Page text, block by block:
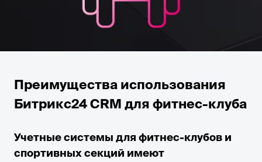
Преимущества использования
Битрикс24 CRM для фитнес-клуба
Учетные системы для фитнес-клубов и
спортивных секций имеют